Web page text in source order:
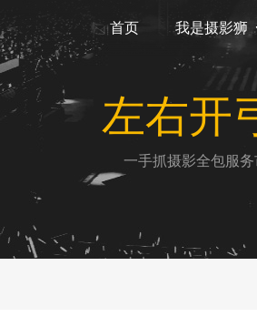
首页 我是摄影狮
左右开
一手抓摄影全包服